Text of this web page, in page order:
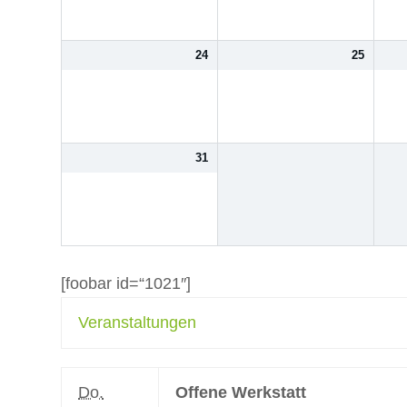
24 25
31
[foobar id=“1021″]
Veranstaltungen
Do.
Offene Werkstatt